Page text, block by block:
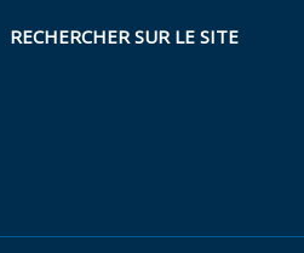
RECHERCHER SUR LE SITE